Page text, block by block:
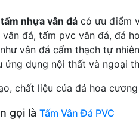
tấm nhựa vân đá có ưu điểm
đá, tấm pvc vân đá, đá
vân đá cẩm thạch tự
ứng dụng nội thất và ngoại
chất liệu của đá hoa
gọi là Tấm Vân Đá PVC